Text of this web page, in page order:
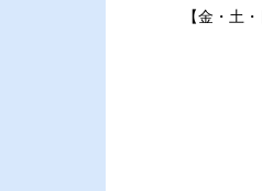
【金・土・日曜日